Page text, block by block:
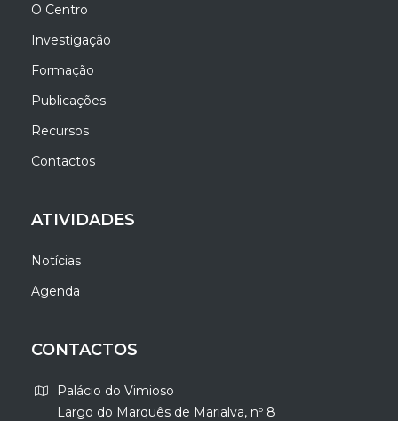
O Centro
Investigação
Formação
Publicações
Recursos
Contactos
ATIVIDADES
Notícias
Agenda
CONTACTOS
Palácio do Vimioso
Largo do Marquês de Marialva, nº 8